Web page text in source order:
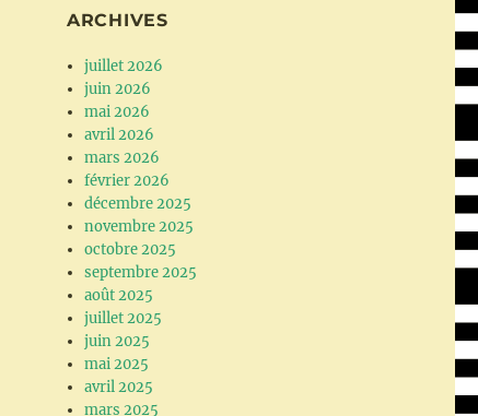
ARCHIVES
juillet 2026
juin 2026
mai 2026
avril 2026
mars 2026
février 2026
décembre 2025
novembre 2025
octobre 2025
septembre 2025
août 2025
juillet 2025
juin 2025
mai 2025
avril 2025
mars 2025